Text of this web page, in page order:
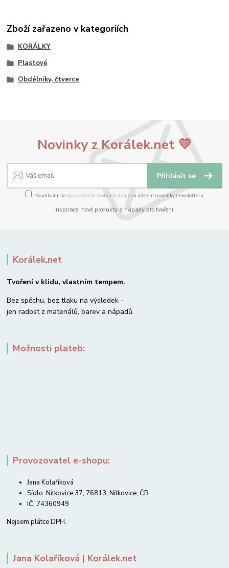
Zboží zařazeno v kategoriích
KORÁLKY
Plastové
Obdélníky, čtverce
Novinky z Korálek.net 💛
Přihlásit se
Souhlasím se zpracováním osobních údajůza účelem rozesílky newsletteru.
Inspirace, nové produkty a nápady pro tvoření.
Korálek.net
Tvoření v klidu, vlastním tempem.
Bez spěchu, bez tlaku na výsledek –
jen radost z materiálů, barev a nápadů.
Možnosti plateb:
Provozovatel e-shopu:
Jana Kolaříková
Sídlo: Nítkovice 37, 76813, Nítkovice, ČR
IČ: 74360949
Nejsem plátce DPH.
Jana Kolaříková | Korálek.net